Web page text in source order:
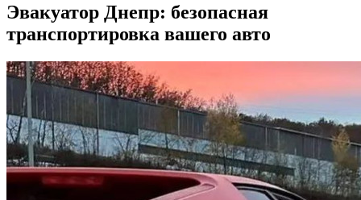
Эвакуатор Днепр: безопасная
транспортировка вашего авто